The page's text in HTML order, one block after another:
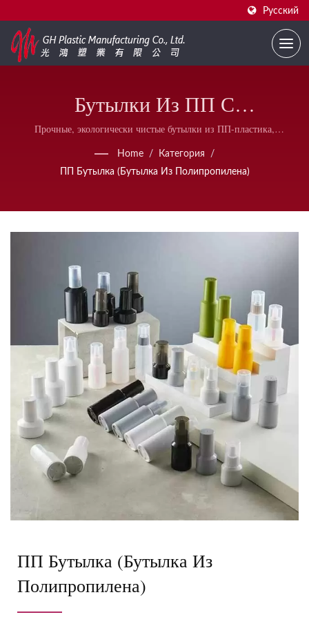
Русский
Бутылки Из ПП С
Капельницами – Легкие И
Химически Устойчивые
Прочные, экологически чистые бутылки из ПП-пластика,
распылителями — разработаны для медицинских, лабораторных и
косметических применений.
Home / Категория
/
ПП Бутылка (бутылка Из Полипропилена)
ПП Бутылка (бутылка Из
Полипропилена)